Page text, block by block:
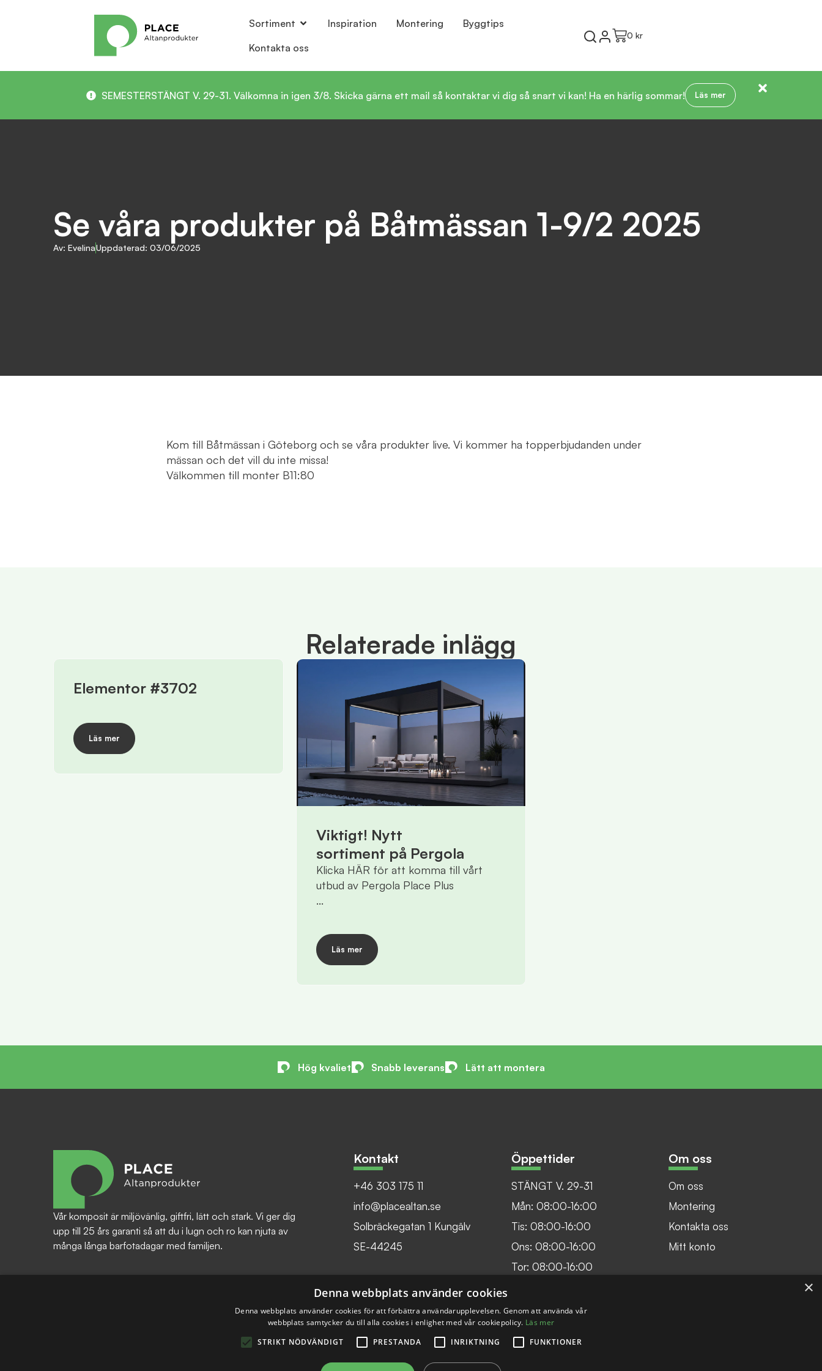
Sortiment Inspiration Montering
Byggtips
Kontakta oss
0 kr
SEMESTERSTÄNGT V. 29-31. Välkomna in igen 3/8. Skicka gärna ett mail så kontaktar vi dig så snart vi kan! Ha en härlig sommar! Läs mer
Se våra produkter på Båtmässan 1-9/2 2025
Av: EvelinaUppdaterad: 03/06/2025
Kom till Båtmässan i Göteborg och se våra produkter live. Vi kommer ha topperbjudanden under
mässan och det vill du inte missa!
Välkommen till monter B11:80
Relaterade inlägg
Elementor #3702
Läs mer
Viktigt! Nytt
sortiment på Pergola
Klicka HÄR för att komma till vårt
utbud av Pergola Place Plus
...
Läs mer
Hög kvaliet Snabb leverans Lätt att montera
Vår komposit är miljövänlig, giftfri, lätt och stark. Vi ger dig
upp till 25 års garanti så att du i lugn och ro kan njuta av
många långa barfotadagar med familjen.
Kontakt
+46 303 175 11
info@placealtan.se
Solbräckegatan 1 Kungälv
SE-44245
Öppettider
STÄNGT V. 29-31
Mån: 08:00-16:00
Tis: 08:00-16:00
Ons: 08:00-16:00
Tor: 08:00-16:00
Om oss
Om oss
Montering
Kontakta oss
Mitt konto
×
Denna webbplats använder cookies
Denna webbplats använder cookies för att förbättra användarupplevelsen. Genom att använda vår
webbplats samtycker du till alla cookies i enlighet med vår cookiepolicy. Läs mer
STRIKT NÖDVÄNDIGT
PRESTANDA INRIKTNING FUNKTIONER